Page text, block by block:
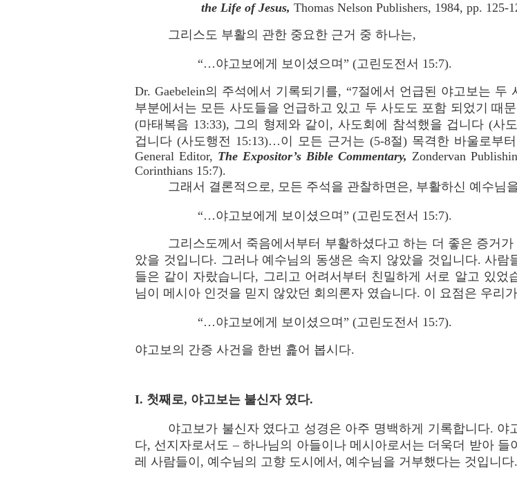
the Life of Jesus, Thomas Nelson Publishers, 1984, pp. 125-
그리스도 부활의 관한 중요한 근거 중 하나는,
“…야고보에게 보이셨으며” (고린도전서 15:7).
Dr. Gaebelein의 주석에서 기록되기를, “7절에서 언급된 야고보는
부분에서는 모든 사도들을 언급하고 있고 두 사도도 포함 되었기 때
(마태복음 13:33), 그의 형제와 같이, 사도회에 참석했을 겁니다 (사
겁니다 (사도행전 15:13)…이 모든 근거는 (5-8절) 목격한 바울로부
General Editor, The Expositor’s Bible Commentary, Zondervan
Corinthians 15:7).
그래서 결론적으로, 모든 주석을 관찰하면은, 부활하신 예수님
“…야고보에게 보이셨으며” (고린도전서 15:7).
그리스도께서 죽음에서부터 부활하셨다고 하는 더 좋은 증거
았을 것입니다. 그러나 예수님의 동생은 속지 않았을 것입니다. 사
들은 같이 자랐습니다, 그리고 어려서부터 친밀하게 서로 알고 있
님이 메시아 인것을 믿지 않았던 회의론자 였습니다. 이 요점은 우리
“…야고보에게 보이셨으며” (고린도전서 15:7).
야고보의 간증 사건을 한번 흝어 봅시다.
I. 첫째로, 야고보는 불신자 였다.
야고보가 불신자 였다고 성경은 아주 명백하게 기록합니다. 야
다, 선지자로서도 – 하나님의 아들이나 메시아로서는 더욱더 받아
레 사람들이, 예수님의 고향 도시에서, 예수님을 거부했다는 것입니